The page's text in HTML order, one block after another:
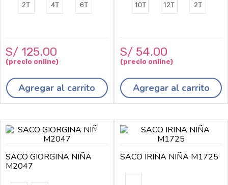
2T 4T 6T
S/ 125.00
Agregar al carrito
10T 12T 2T
S/ 54.00
Agregar al carrito
SACO GIORGINA NIÑA
M2047
SACO IRINA NIÑA M1725